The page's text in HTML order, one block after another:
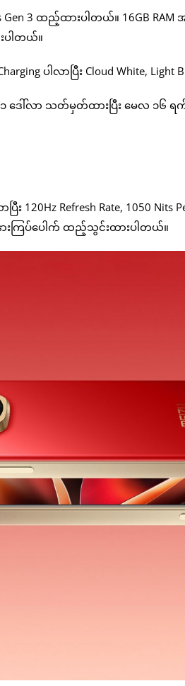
7s Gen 3 ထည့်ထားပါတယ်။ 16GB
ပါတယ်။
ပါလာပြီး Cloud White,
ဒေါ်လာ သတ်မှတ်ထားပြီး မေလ ၁၆ ရ
လာပြီး 120Hz Refresh Rate, 1050
းကြပ်ပေါက် ထည့်သွင်းထားပါတယ်။